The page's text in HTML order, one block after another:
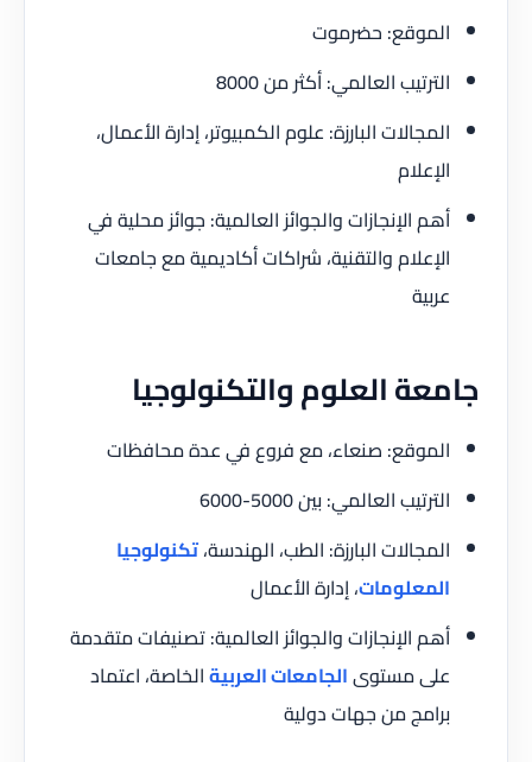
الموقع: حضرموت
الترتيب العالمي: أكثر من 8000
المجالات البارزة: علوم الكمبيوتر، إدارة الأعمال،
الإعلام
أهم الإنجازات والجوائز العالمية: جوائز محلية في
الإعلام والتقنية، شراكات أكاديمية مع جامعات
عربية
جامعة العلوم والتكنولوجيا
الموقع: صنعاء، مع فروع في عدة محافظات
الترتيب العالمي: بين 5000-6000
المجالات البارزة: الطب، الهندسة،تكنولوجيا
المعلومات، إدارة الأعمال
أهم الإنجازات والجوائز العالمية: تصنيفات متقدمة
على مستوىالجامعات العربيةالخاصة، اعتماد
برامج من جهات دولية